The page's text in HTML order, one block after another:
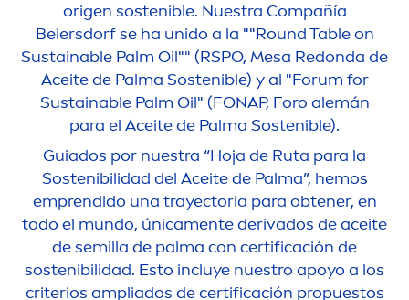
origen sostenible. Nuestra Compañía
Beiersdorf se ha unido a la ""Round Table on
Sustainable Palm Oil"" (RSPO, Mesa Redonda de
Aceite de Palma Sostenible) y al "Forum for
Sustainable Palm Oil" (FONAP, Foro alemán
para el Aceite de Palma Sostenible).
Guiados por nuestra “Hoja de Ruta para la
Sostenibilidad del Aceite de Palma”, hemos
emprendido una trayectoria para obtener, en
todo el mundo, únicamente derivados de aceite
de semilla de palma con certificación de
sostenibilidad. Esto incluye nuestro apoyo a los
criterios ampliados de certificación propuestos